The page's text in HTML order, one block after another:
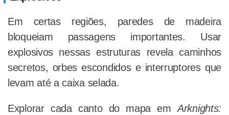
Em certas regiões, paredes de madeira
bloqueiam passagens importantes. Usar
explosivos nessas estruturas revela caminhos
secretos, orbes escondidos e interruptores que
levam até a caixa selada.
Explorar cada canto do mapa emArknights: